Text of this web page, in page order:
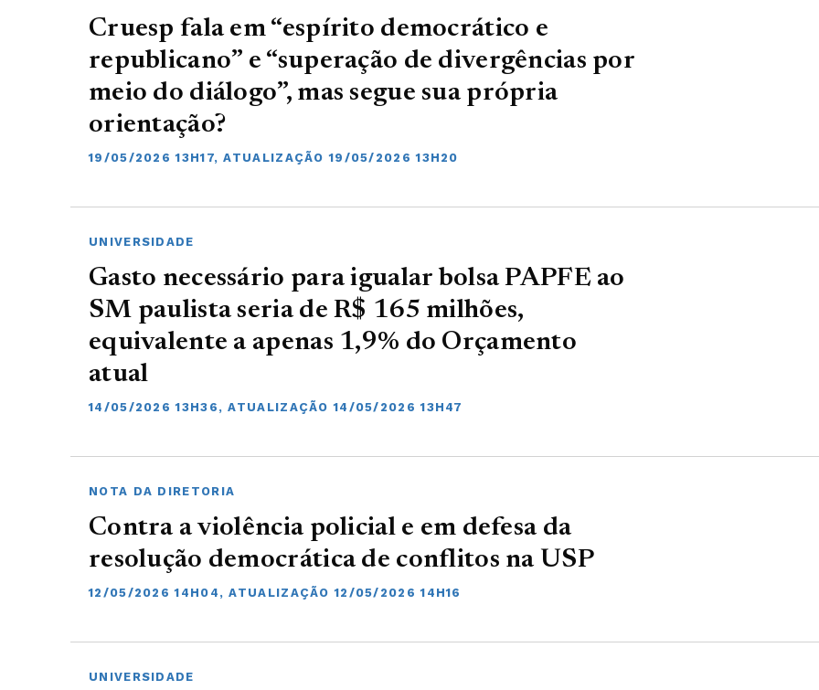
Cruesp fala em “espírito democrático e
republicano” e “superação de divergências por
meio do diálogo”, mas segue sua própria
orientação?
19/05/2026 13H17, ATUALIZAÇÃO 19/05/2026 13H20
UNIVERSIDADE
Gasto necessário para igualar bolsa PAPFE ao
SM paulista seria de R$ 165 milhões,
equivalente a apenas 1,9% do Orçamento
atual
14/05/2026 13H36, ATUALIZAÇÃO 14/05/2026 13H47
NOTA DA DIRETORIA
Contra a violência policial e em defesa da
resolução democrática de conflitos na USP
12/05/2026 14H04, ATUALIZAÇÃO 12/05/2026 14H16
UNIVERSIDADE